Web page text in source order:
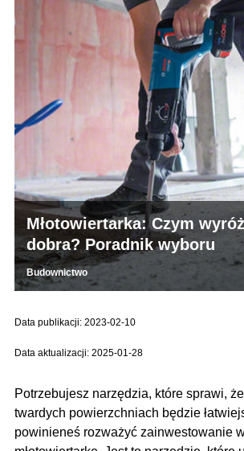
Młotowiertarka: Czym
dobra? Poradnik wyboru
Budownictwo
Data publikacji: 2023-02-10
Data aktualizacji: 2025-01-28
Potrzebujesz narzędzia, które sprawi,
twardych powierzchniach będzie
powinieneś rozważyć zainwestowanie